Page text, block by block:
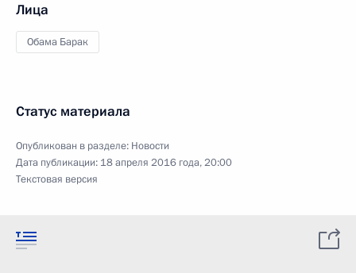
Лица
Обама Барак
Статус материала
Опубликован в разделе: Новости
Дата публикации: 18 апреля 2016 года, 20:00
Текстовая версия